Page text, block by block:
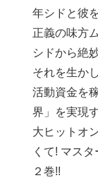
年シドと彼
正義の味方
シドから絶
それを生か
活動資金を
界」を実現
大ヒットオ
くて! マス
２巻!!